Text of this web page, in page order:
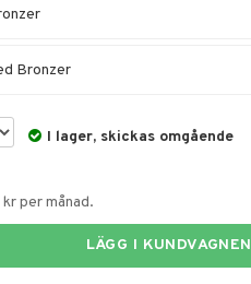
Bronzer
I lager, skickas omgående
per månad.
LÄGG I KUNDVAGNEN